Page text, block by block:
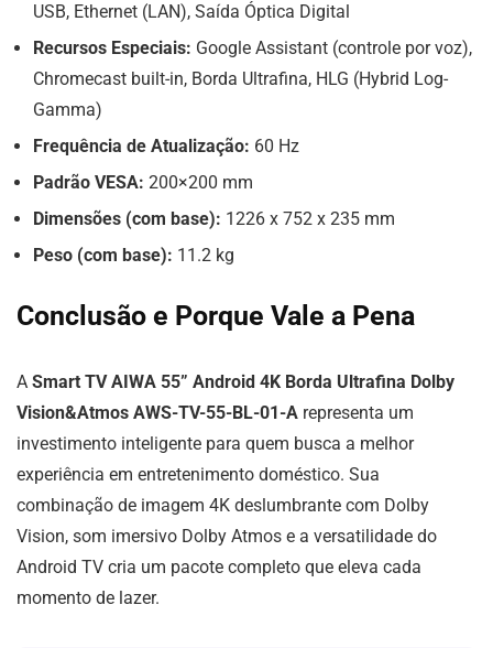
USB, Ethernet (LAN), Saída Óptica Digital
Recursos Especiais: Google Assistant (controle por voz),
Chromecast built-in, Borda Ultrafina, HLG (Hybrid Log-
Gamma)
Frequência de Atualização: 60 Hz
Padrão VESA: 200×200 mm
Dimensões (com base): 1226 x 752 x 235 mm
Peso (com base): 11.2 kg
Conclusão e Porque Vale a Pena
A Smart TV AIWA 55” Android 4K Borda Ultrafina Dolby
Vision&Atmos AWS-TV-55-BL-01-A representa um
investimento inteligente para quem busca a melhor
experiência em entretenimento doméstico. Sua
combinação de imagem 4K deslumbrante com Dolby
Vision, som imersivo Dolby Atmos e a versatilidade do
Android TV cria um pacote completo que eleva cada
momento de lazer.